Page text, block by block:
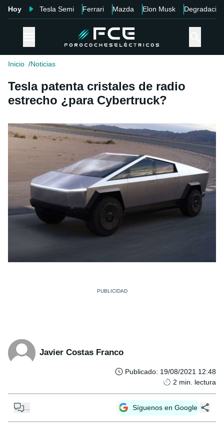
Hoy Tesla Semi Ferrari Mazda Elon Musk Degradación
Inicio Noticias
Tesla patenta cristales de radio
estrecho ¿para Cybertruck?
Javier Costas Franco
Publicado: 19/08/2021 12:48
2 min. lectura
Síguenos en Google